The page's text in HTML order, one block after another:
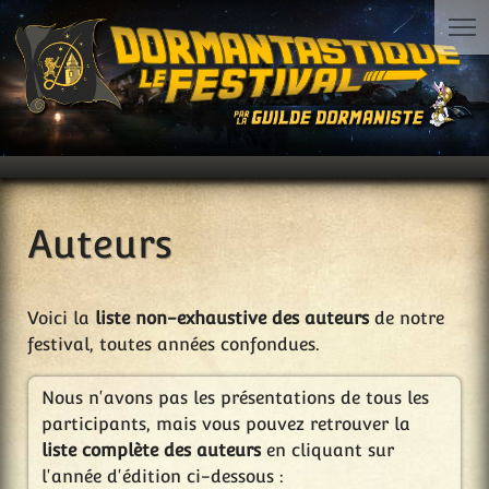
Auteurs
Voici la liste non-exhaustive des auteursde notre
festival, toutes années confondues.
Nous n'avons pas les présentations de tous les
participants, mais vous pouvez retrouver la
liste complète des auteursen cliquant sur
l'année d'édition ci-dessous :